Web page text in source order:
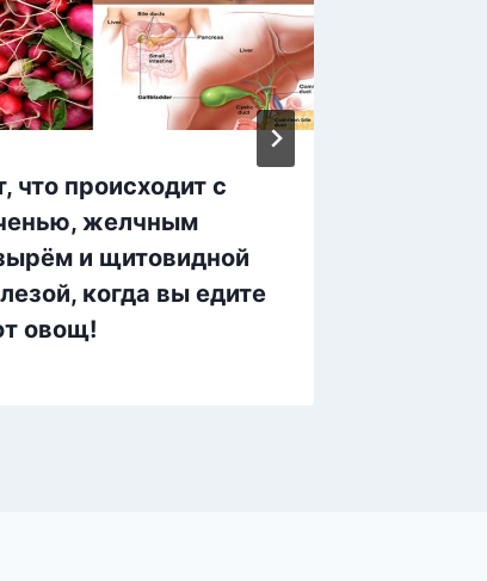
что происходит с
желчным
и щитовидной
когда вы едите
овощ!